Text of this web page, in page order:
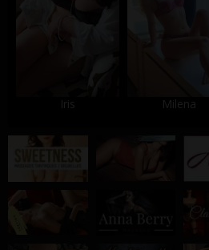
Iris Milena